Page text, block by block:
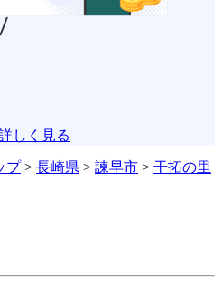
しく見る
プ> 長崎県 > 諫早市 > 干拓の里